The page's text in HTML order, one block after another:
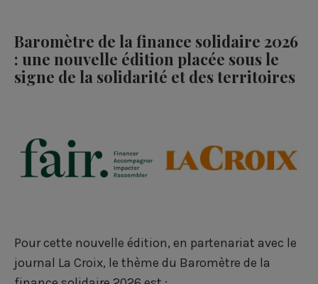
r
t
a
r
r
F
r
t
a
r
r
L
r
t
a
r
r
T
m
a
i
Baromètre de la finance solidaire 2026
: une nouvelle édition placée sous le
signe de la solidarité et des territoires
Pour cette nouvelle édition, en partenariat avec le
journal La Croix, le thème du Baromètre de la